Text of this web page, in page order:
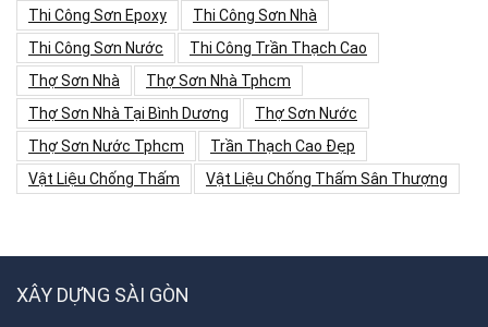
Thi Công Sơn Epoxy
Thi Công Sơn Nhà
Thi Công Sơn Nước
Thi Công Trần Thạch Cao
Thợ Sơn Nhà
Thợ Sơn Nhà Tphcm
Thợ Sơn Nhà Tại Bình Dương
Thợ Sơn Nước
Thợ Sơn Nước Tphcm
Trần Thạch Cao Đẹp
Vật Liệu Chống Thấm
Vật Liệu Chống Thấm Sân Thượng
XÂY DỰNG SÀI GÒN